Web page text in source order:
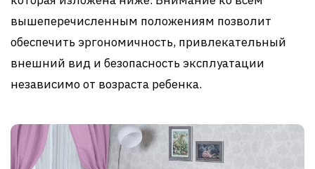
вышеперечисленным положениям позволит
обеспечить эргономичность, привлекательный
внешний вид и безопасность эксплуатации
независимо от возраста ребенка.